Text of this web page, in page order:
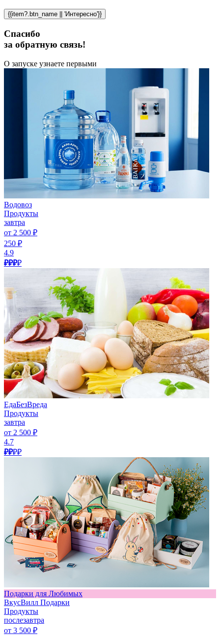
{{item?.btn_name || 'Интересно'}}
Спасибо
за обратную связь!
О запуске узнаете первыми
Водовоз
Продукты
завтра
от 2 500 ₽
250 ₽
4.9
₽₽₽₽
ЕдаБезВреда
Продукты
завтра
от 2 500 ₽
4.7
₽₽₽₽
Подарки для Любимых
ВкусВилл Подарки
Продукты
послезавтра
от 3 500 ₽